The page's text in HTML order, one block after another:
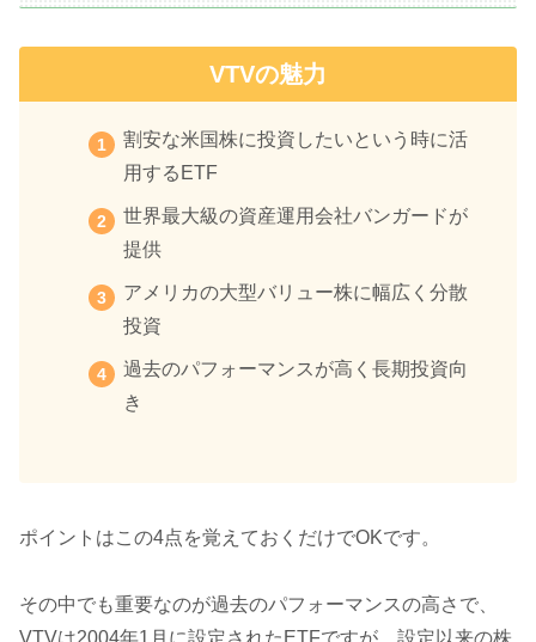
VTVの魅力
割安な米国株に投資したいという時に活
用するETF
世界最大級の資産運用会社バンガードが
提供
アメリカの大型バリュー株に幅広く分散
投資
過去のパフォーマンスが高く長期投資向
き
ポイントはこの4点を覚えておくだけでOKです。
その中でも重要なのが過去のパフォーマンスの高さで、